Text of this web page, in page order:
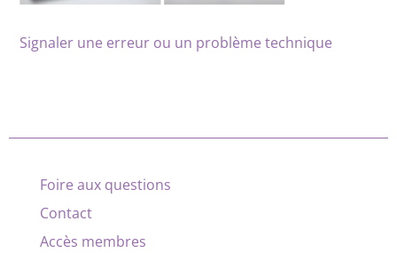
Signaler une erreur ou un problème technique
Foire aux questions
Contact
Accès membres